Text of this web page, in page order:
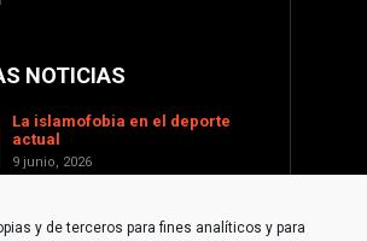
y de terceros para fines analíticos y para
NOTICIAS
La islamofobia en el deporte
actual
9 junio, 2026
17 enero, 2026